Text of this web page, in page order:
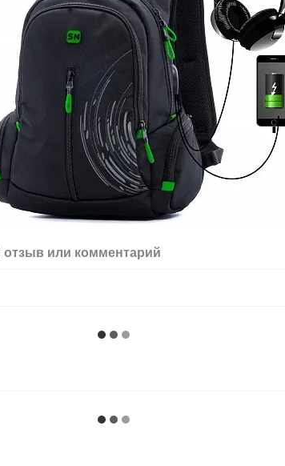
или комментарий